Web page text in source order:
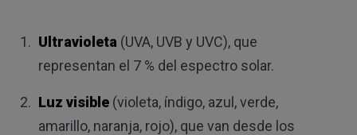
Ultravioleta (UVA, UVB y UVC), que
representan el 7 % del espectro solar.
Luz visible(violeta, índigo, azul, verde,
amarillo, naranja, rojo), que van desde los